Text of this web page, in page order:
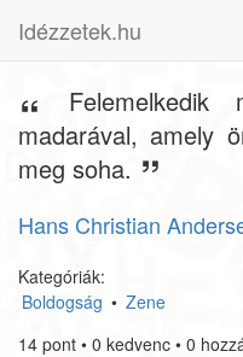
Idézzetek.hu
madarával, amely
meg soha.
Hans Christian
Kategóriák:
Boldogság • Zene
14 pont • 0 kedvenc • 0